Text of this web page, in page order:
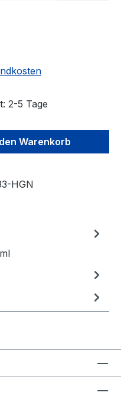
2-5 Tage
Warenkorb
HGN